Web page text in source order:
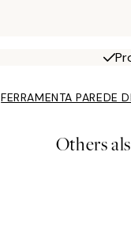
FERRAMENTA PAREDE
Others